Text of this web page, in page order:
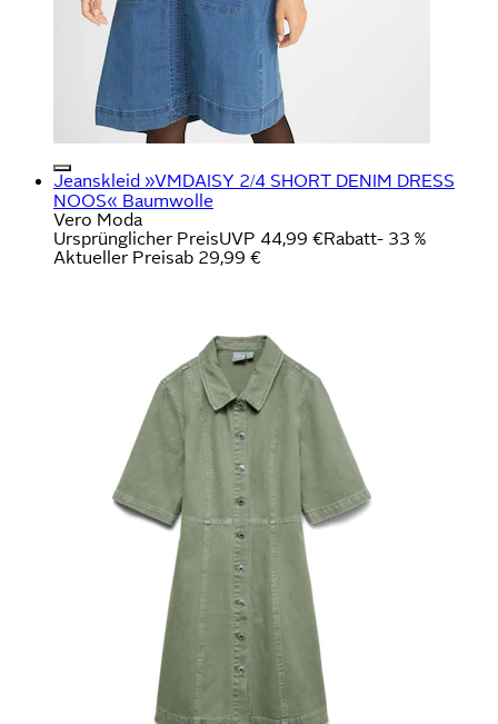
Jeanskleid »VMDAISY 2/4 SHORT DENIM DRESS
NOOS« Baumwolle
Vero Moda
Ursprünglicher PreisUVP 44,99 €Rabatt- 33 %
Aktueller Preisab 29,99 €